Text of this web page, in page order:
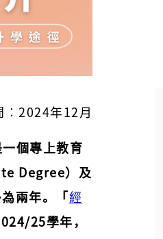
︰2024年12月
個專上教育
Degree）及
兩年。「 經
25學年，